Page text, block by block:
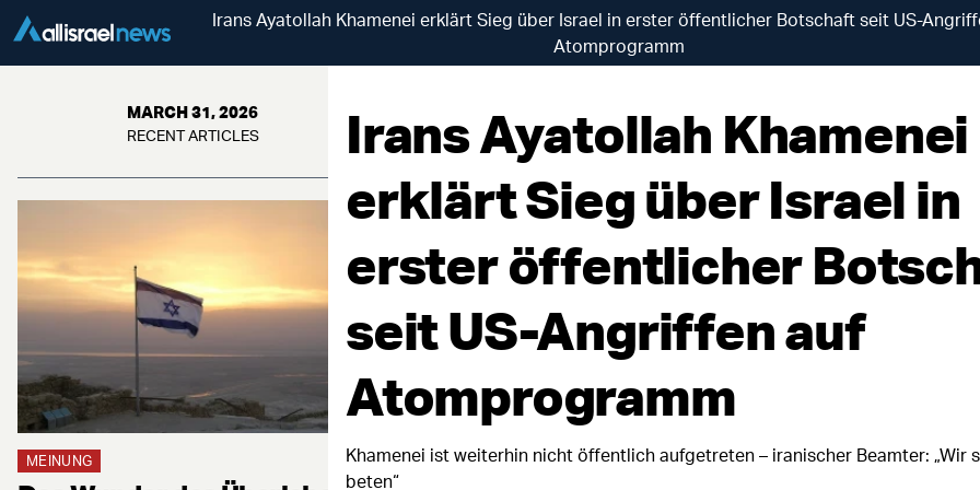
Irans Ayatollah Khamenei erklärt Sieg über Israel in erster öffentlicher Botschaft seit US-
Atomprogramm
MARCH 31, 2026
RECENT ARTICLES
MEINUNG
Irans Ayatollah Khamenei
erklärt Sieg über Israel in
erster öffentlicher
seit US-Angriffen auf
Atomprogramm
Khamenei ist weiterhin nicht öffentlich aufgetreten – iranischer Beamter: „Wir
beten“